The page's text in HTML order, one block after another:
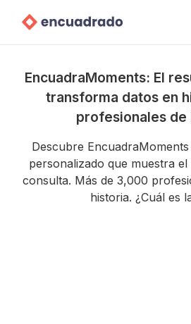
EncuadraMoments: El
transforma datos en
profesionales de
Descubre
personalizado que muestra
consulta. Más de 3,000
historia. ¿Cuál es